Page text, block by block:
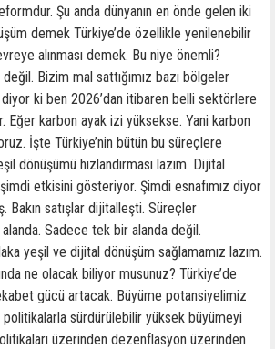
Şu anda dünyanın en önde gelen iki
demek Türkiye’de özellikle yenilenebilir
alınması demek. Bu niye önemli?
Bizim mal sattığımız bazı bölgeler
ki ben 2026’dan itibaren belli sektörlere
Eğer karbon ayak izi yüksekse. Yani karbon
İşte Türkiye’nin bütün bu süreçlere
dönüşümü hızlandırması lazım. Dijital
etkisini gösteriyor. Şimdi esnafımız diyor
Bakın satışlar dijitalleşti. Süreçler
Sadece tek bir alanda değil.
yeşil ve dijital dönüşüm sağlamamız lazım.
ne olacak biliyor musunuz? Türkiye’de
gücü artacak. Büyüme potansiyelimiz
sürdürülebilir yüksek büyümeyi
üzerinden dezenflasyon üzerinden